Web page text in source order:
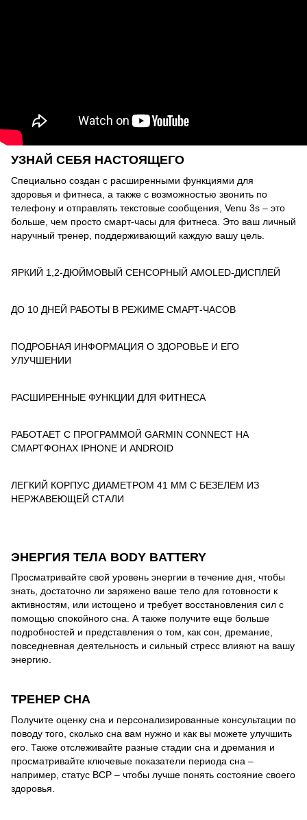
УЗНАЙ СЕБЯ НАСТОЯЩЕГО
Специально создан с расширенными функциями для
здоровья и фитнеса, а также с возможностью звонить по
телефону и отправлять текстовые сообщения, Venu 3s – это
больше, чем просто смарт-часы для фитнеса. Это ваш личный
наручный тренер, поддерживающий каждую вашу цель.
ЯРКИЙ 1,2-ДЮЙМОВЫЙ СЕНСОРНЫЙ AMOLED-ДИСПЛЕЙ
ДО 10 ДНЕЙ РАБОТЫ В РЕЖИМЕ СМАРТ-ЧАСОВ
ПОДРОБНАЯ ИНФОРМАЦИЯ О ЗДОРОВЬЕ И ЕГО
УЛУЧШЕНИИ
РАСШИРЕННЫЕ ФУНКЦИИ ДЛЯ ФИТНЕСА
РАБОТАЕТ С ПРОГРАММОЙ GARMIN CONNECT НА
СМАРТФОНАХ IPHONE И ANDROID
ЛЕГКИЙ КОРПУС ДИАМЕТРОМ 41 ММ С БЕЗЕЛЕМ ИЗ
НЕРЖАВЕЮЩЕЙ СТАЛИ
ЭНЕРГИЯ ТЕЛА BODY BATTERY
Просматривайте свой уровень энергии в течение дня, чтобы
знать, достаточно ли заряжено ваше тело для готовности к
активностям, или истощено и требует восстановления сил с
помощью спокойного сна. А также получите еще больше
подробностей и представления о том, как сон, дремание,
повседневная деятельность и сильный стресс влияют на вашу
энергию.
ТРЕНЕР СНА
Получите оценку сна и персонализированные консультации по
поводу того, сколько сна вам нужно и как вы можете улучшить
его. Также отслеживайте разные стадии сна и дремания и
просматривайте ключевые показатели периода сна –
например, статус ВСР – чтобы лучше понять состояние своего
здоровья.